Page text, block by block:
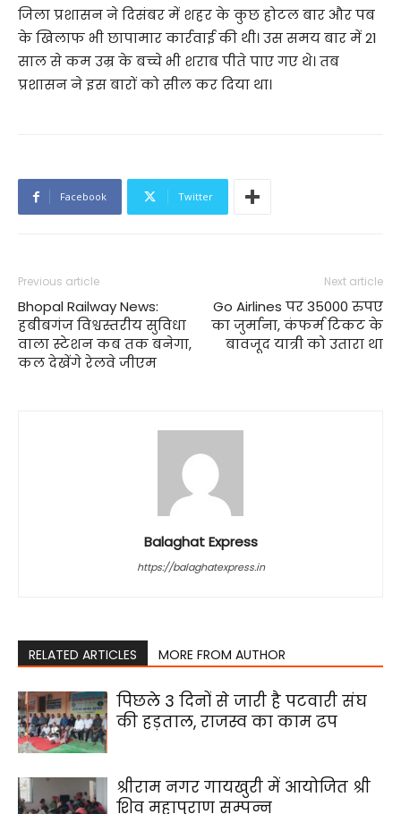
जिला प्रशासन ने दिसंबर में शहर के कुछ होटल बार और पब
के खिलाफ भी छापामार कार्रवाई की थी। उस समय बार में 21
साल से कम उम्र के बच्चे भी शराब पीते पाए गए थे। तब
प्रशासन ने इस बारों को सील कर दिया था।
Facebook Twitter
Previous article
Bhopal Railway News:
हबीबगंज विश्वस्तरीय सुविधा
वाला स्टेशन कब तक बनेगा,
कल देखेंगे रेलवे जीएम
Next article
Go Airlines पर 35000 रुपए
का जुर्माना, कंफर्म टिकट के
बावजूद यात्री को उतारा था
Balaghat Express
https://balaghatexpress.in
RELATED ARTICLES MORE FROM AUTHOR
पिछले 3 दिनों से जारी है पटवारी संघ
की हड़ताल, राजस्व का काम ढप
श्रीराम नगर गायखुरी में आयोजित श्री
शिव महापुराण सम्पन्न